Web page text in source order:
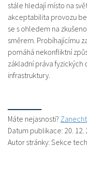
stále hledají místo na
akceptabilita provozu
se s ohledem na
směrem. Probíhajícímu
pomáhá nekonfliktní
základní práva
infrastruktury.
Máte nejasnosti?
Datum publikace: 20. 12.
Autor stránky: Sekce